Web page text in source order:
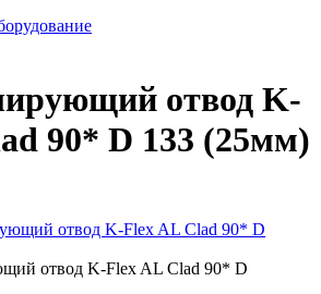
отвод K-
90* D 133 (25мм)
отвод K-Flex AL Clad 90* D